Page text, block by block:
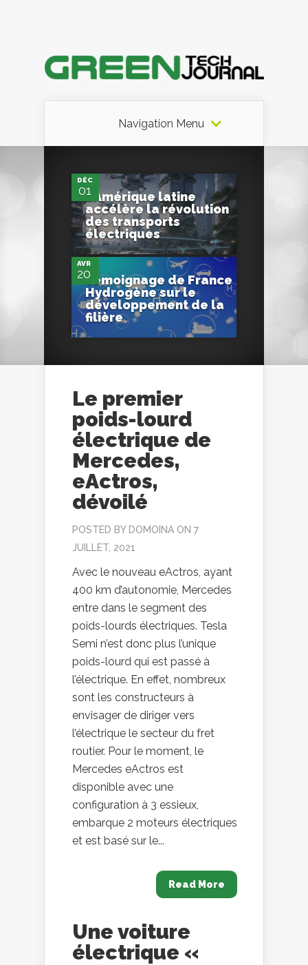
Navigation Menu
DÉC
01L’Amérique latine
accélère la révolution
des transports
électriques
AVR
20
0
Témoignage de France
Hydrogène sur le
développement de la
filière
Le premier
poids-lourd
électrique de
Mercedes,
eActros,
dévoilé
POSTED BY DOMOINA ON 7
JUILLET, 2021
Avec le nouveau eActros, ayant
400 km d’autonomie, Mercedes
entre dans le segment des
poids-lourds électriques. Tesla
Semi n’est donc plus l’unique
poids-lourd qui est passé à
l’électrique. En effet, nombreux
sont les constructeurs à
envisager de diriger vers
l’électrique le secteur du fret
routier. Pour le moment, le
Mercedes eActros est
disponible avec une
configuration à 3 essieux,
embarque 2 moteurs électriques
et est basé sur le...
Read More
Une voiture
électrique «